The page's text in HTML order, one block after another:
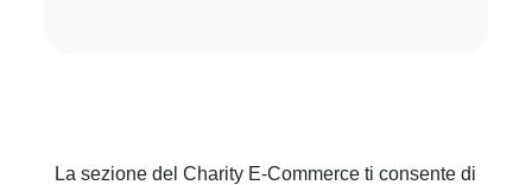
La sezione del Charity E-Commerce ti consente di